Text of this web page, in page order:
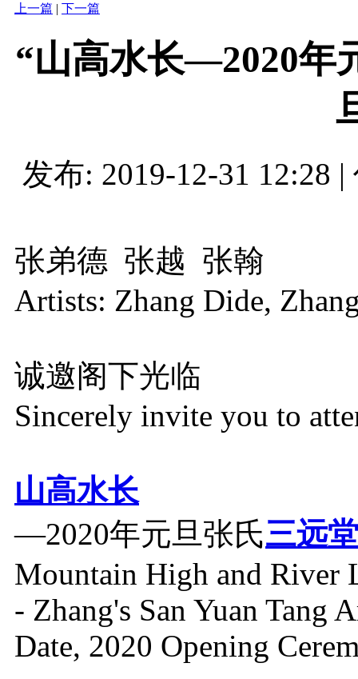
上一篇 | 下一篇
“山高水长—2020年
发布: 2019-12-31 12:28
张弟德 张越 张翰
Artists: Zhang Dide,
诚邀阁下光临
Sincerely invite you to
山高水长
—2020年元旦张氏三远堂
Mountain High and River
- Zhang's San Yuan Tang
Date, 2020 Opening